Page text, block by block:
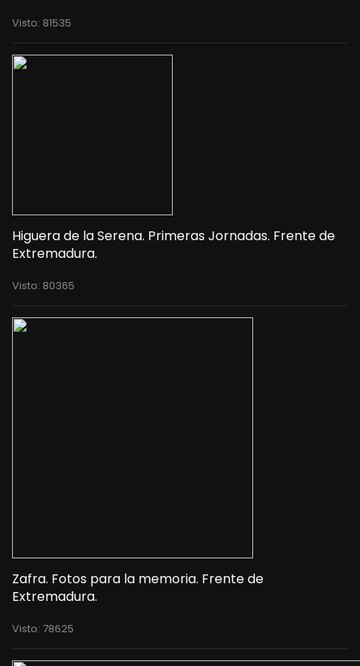
Visto: 81535
Higuera de la Serena. Primeras Jornadas. Frente de
Extremadura.
Visto: 80365
Zafra. Fotos para la memoria. Frente de
Extremadura.
Visto: 78625